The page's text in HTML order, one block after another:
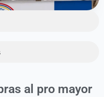
al pro mayor